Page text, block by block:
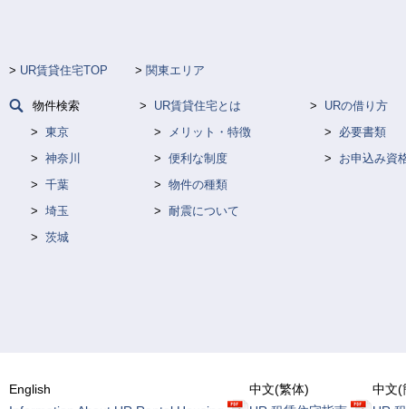
UR賃貸住宅TOP 関東エリア
物件検索
東京
神奈川
千葉
埼玉
茨城
UR賃貸住宅とは
メリット・特徴
便利な制度
物件の種類
耐震について
URの借り方
必要書類
お申込み資
English
中文(繁体)
中文(